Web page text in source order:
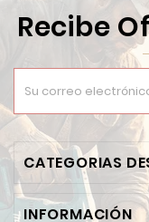
Recibe
CATEGORIAS
INFORMACIÓN